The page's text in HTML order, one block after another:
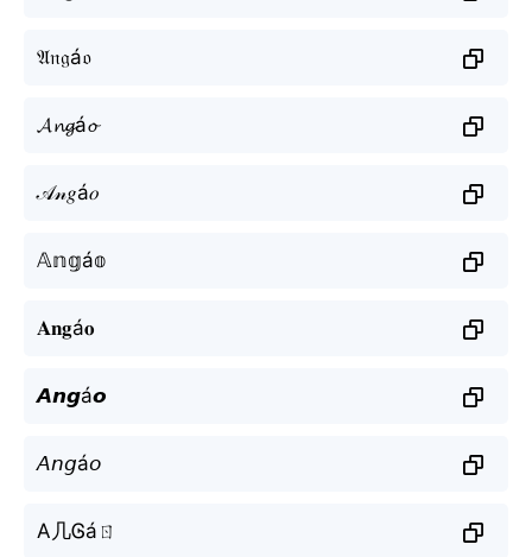
𝔄𝔫𝔤á𝔬
𝓐𝓷𝓰á𝓸
𝒜𝓃𝑔á𝑜
𝔸𝕟𝕘á𝕠
𝐀𝐧𝐠á𝐨
𝘼𝙣𝙜á𝙤
𝘈𝘯𝘨á𝘰
A几Ꮆáㄖ